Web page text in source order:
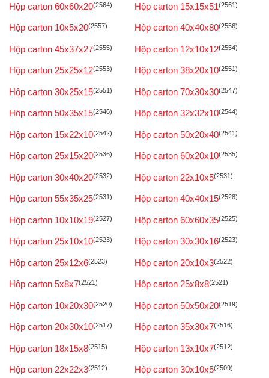
Hộp carton 60x60x20(2564) Hộp carton 15x15x51(2561)
Hộp carton 10x5x20(2557) Hộp carton 40x40x80(2556)
Hộp carton 45x37x27(2555) Hộp carton 12x10x12(2554)
Hộp carton 25x25x12(2553) Hộp carton 38x20x10(2551)
Hộp carton 30x25x15(2551) Hộp carton 70x30x30(2547)
Hộp carton 50x35x15(2546) Hộp carton 32x32x10(2544)
Hộp carton 15x22x10(2542) Hộp carton 50x20x40(2541)
Hộp carton 25x15x20(2536) Hộp carton 60x20x10(2535)
Hộp carton 30x40x20(2532) Hộp carton 22x10x5(2531)
Hộp carton 55x35x25(2531) Hộp carton 40x40x15(2528)
Hộp carton 10x10x19(2527) Hộp carton 60x60x35(2525)
Hộp carton 25x10x10(2523) Hộp carton 30x30x16(2523)
Hộp carton 25x12x6(2523) Hộp carton 20x10x3(2522)
Hộp carton 5x8x7(2521) Hộp carton 25x8x8(2521)
Hộp carton 10x20x30(2520) Hộp carton 50x50x20(2519)
Hộp carton 20x30x10(2517) Hộp carton 35x30x7(2516)
Hộp carton 18x15x8(2515) Hộp carton 13x10x7(2512)
Hộp carton 22x22x3(2512) Hộp carton 30x10x5(2509)